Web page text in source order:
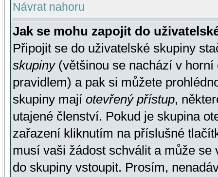
Návrat nahoru
Jak se mohu zapojit do
Připojit se do uživatelské skupiny
skupiny(většinou se nachází v horní
pravidlem) a pak si můžete
skupiny mají otevřený přístup,
utajené členství. Pokud je skupina
zařazení kliknutím na příslušné
musí vaši žádost schválit a může se
do skupiny vstoupit. Prosím,